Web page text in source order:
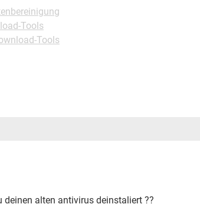
Tools
Tools
alten antivirus deinstaliert ??